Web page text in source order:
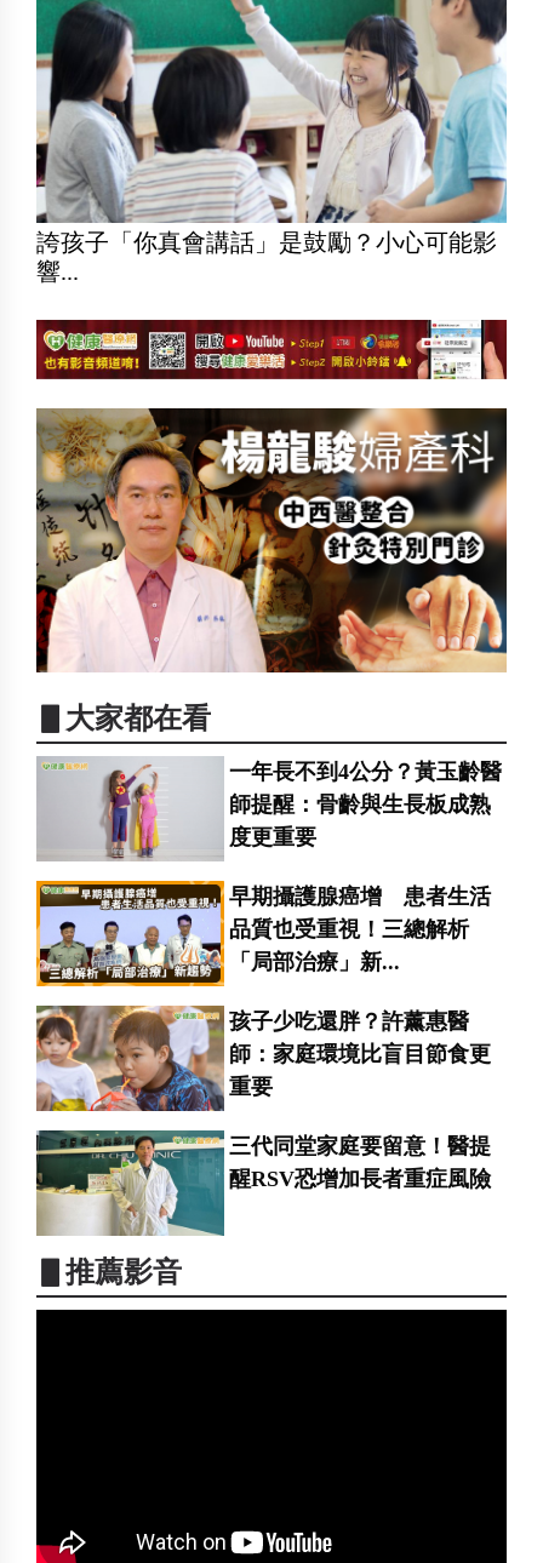
誇孩子「你真會講話」是鼓勵？小心可能影
響...
▋大家都在看
一年長不到4公分？黃玉齡醫
師提醒：骨齡與生長板成熟
度更重要
早期攝護腺癌增 患者生活
品質也受重視！三總解析
「局部治療」新...
孩子少吃還胖？許薰惠醫
師：家庭環境比盲目節食更
重要
三代同堂家庭要留意！醫提
醒RSV恐增加長者重症風險
▋推薦影音